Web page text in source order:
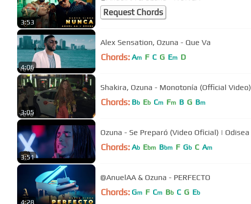
3:53
Request Chords
4:06
Alex Sensation, Ozuna - Que Va
Chords: Am F C G Em D
3:05
Shakira, Ozuna - Monotonía (Official Video)
Chords: Bb Eb Cm Fm B G Bm
3:51
Ozuna - Se Preparó (Video Oficial) | Odisea
Chords: Ab Ebm Bbm F Gb C Am
4:28
@AnuelAA & Ozuna - PERFECTO
Chords: Gm F Cm Bb C G Eb